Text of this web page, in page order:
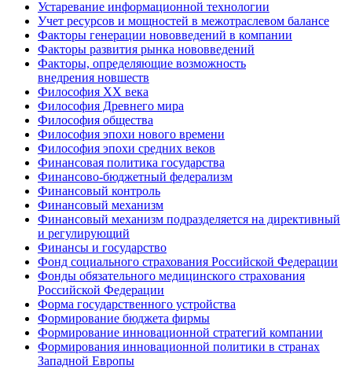
Устаревание информационной технологии
Учет ресурсов и мощностей в межотраслевом балансе
Факторы генерации нововведений в компании
Факторы развития рынка нововведений
Факторы, определяющие возможность
внедрения новшеств
Философия XX века
Философия Древнего мира
Философия общества
Философия эпохи нового времени
Философия эпохи средних веков
Финансовая политика государства
Финансово-бюджетный федерализм
Финансовый контроль
Финансовый механизм
Финансовый механизм подразделяется на директивный
и регулирующий
Финансы и государство
Фонд социального страхования Российской Федерации
Фонды обязательного медицинского страхования
Российской Федерации
Форма государственного устройства
Формирование бюджета фирмы
Формирование инновационной стратегий компании
Формирования инновационной политики в странах
Западной Европы